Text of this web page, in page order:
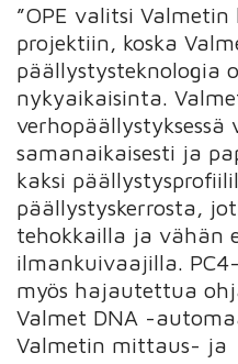
”OPE valitsi
projektiin, koska
päällystysteknologia
nykyaikaisinta.
samanaikaisesti ja
kaksi
päällystyskerrosta,
tehokkailla ja vähän
ilmankuivaajilla.
myös hajautettua
Valmet DNA -
Valmetin mittaus- ja